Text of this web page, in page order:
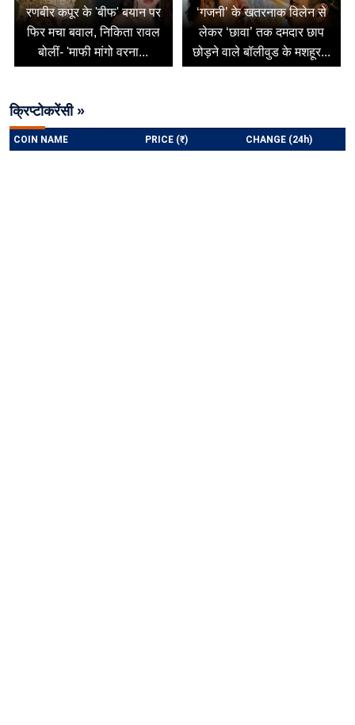
रणबीर कपूर के 'बीफ' बयान पर
फिर मचा बवाल, निकिता रावल
बोलीं- 'माफी मांगो वरना...
‘गजनी’ के खतरनाक विलेन से
लेकर ‘छावा’ तक दमदार छाप
छोड़ने वाले बॉलीवुड के मशहूर...
क्रिप्टोकरेंसी »